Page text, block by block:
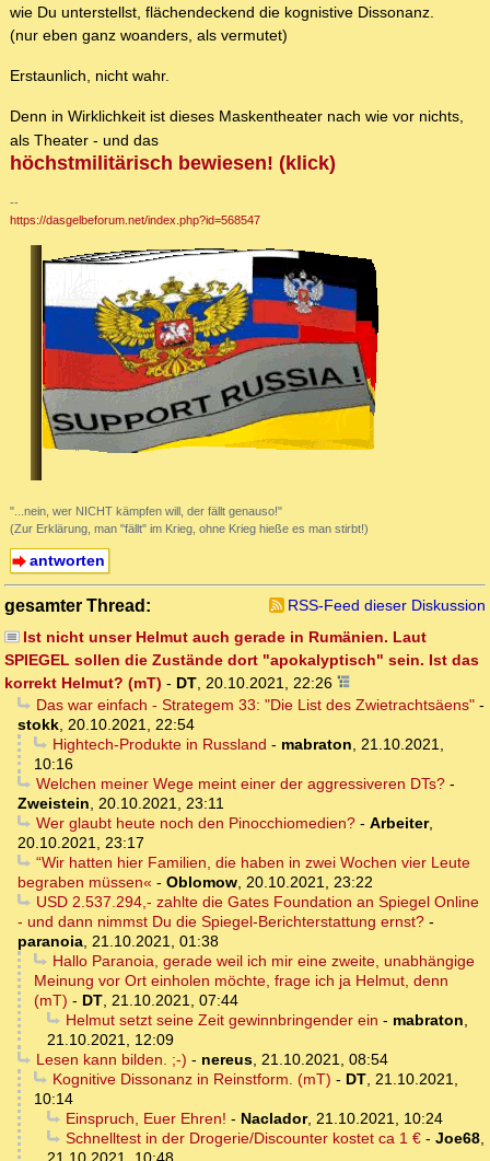
wie Du unterstellst, flächendeckend die kognistive Dissonanz.
(nur eben ganz woanders, als vermutet)
Erstaunlich, nicht wahr.
Denn in Wirklichkeit ist dieses Maskentheater nach wie vor nichts,
als Theater - und das
höchstmilitärisch bewiesen! (klick)
--
https://dasgelbeforum.net/index.php?id=568547
"...nein, wer NICHT kämpfen will, der fällt genauso!"
(Zur Erklärung, man "fällt" im Krieg, ohne Krieg hieße es man stirbt!)
antworten
gesamter Thread:
RSS-Feed dieser Diskussion
Ist nicht unser Helmut auch gerade in Rumänien. Laut
SPIEGEL sollen die Zustände dort "apokalyptisch" sein. Ist das
korrekt Helmut? (mT) - DT, 20.10.2021, 22:26
Das war einfach - Strategem 33: "Die List des Zwietrachtsäens"-
stokk, 20.10.2021, 22:54
Hightech-Produkte in Russland - mabraton, 21.10.2021,
10:16
Welchen meiner Wege meint einer der aggressiveren DTs?-
Zweistein, 20.10.2021, 23:11
Wer glaubt heute noch den Pinocchiomedien?- Arbeiter,
20.10.2021, 23:17
“Wir hatten hier Familien, die haben in zwei Wochen vier Leute
begraben müssen« - Oblomow, 20.10.2021, 23:22
USD 2.537.294,- zahlte die Gates Foundation an Spiegel Online
- und dann nimmst Du die Spiegel-Berichterstattung ernst? -
paranoia, 21.10.2021, 01:38
Hallo Paranoia, gerade weil ich mir eine zweite, unabhängige
Meinung vor Ort einholen möchte, frage ich ja Helmut, denn
(mT) - DT, 21.10.2021, 07:44
Helmut setzt seine Zeit gewinnbringender ein - mabraton,
21.10.2021, 12:09
Lesen kann bilden. ;-) - nereus, 21.10.2021, 08:54
Kognitive Dissonanz in Reinstform. (mT) - DT, 21.10.2021,
10:14
Einspruch, Euer Ehren! - Naclador, 21.10.2021, 10:24
Schnelltest in der Drogerie/Discounter kostet ca 1 €- Joe68,